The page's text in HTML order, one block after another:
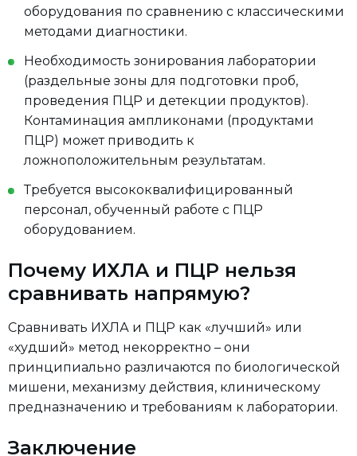
оборудования по сравнению с классическими
методами диагностики.
Необходимость зонирования лаборатории
(раздельные зоны для подготовки проб,
проведения ПЦР и детекции продуктов).
Контаминация ампликонами (продуктами
ПЦР) может приводить к
ложноположительным результатам.
Требуется высококвалифицированный
персонал, обученный работе с ПЦР
оборудованием.
Почему ИХЛА и ПЦР нельзя
сравнивать напрямую?
Сравнивать ИХЛА и ПЦР как «лучший» или
«худший» метод некорректно – они
принципиально различаются по биологической
мишени, механизму действия, клиническому
предназначению и требованиям к лаборатории.
Заключение